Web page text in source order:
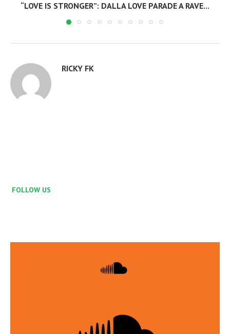
“LOVE IS STRONGER”: DALLA LOVE PARADE A RAVE...
RICKY FK
FOLLOW US